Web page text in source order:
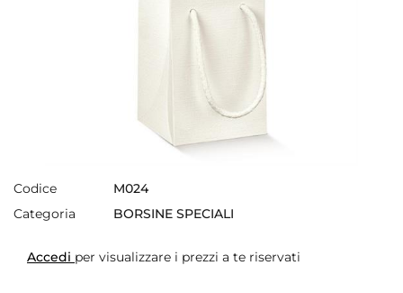
Codice
M024
Categoria
BORSINE SPECIALI
Accedi per visualizzare i prezzi a te riservati